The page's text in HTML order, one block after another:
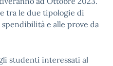
tra le due tipologie di
e alle prove da
studenti interessati al